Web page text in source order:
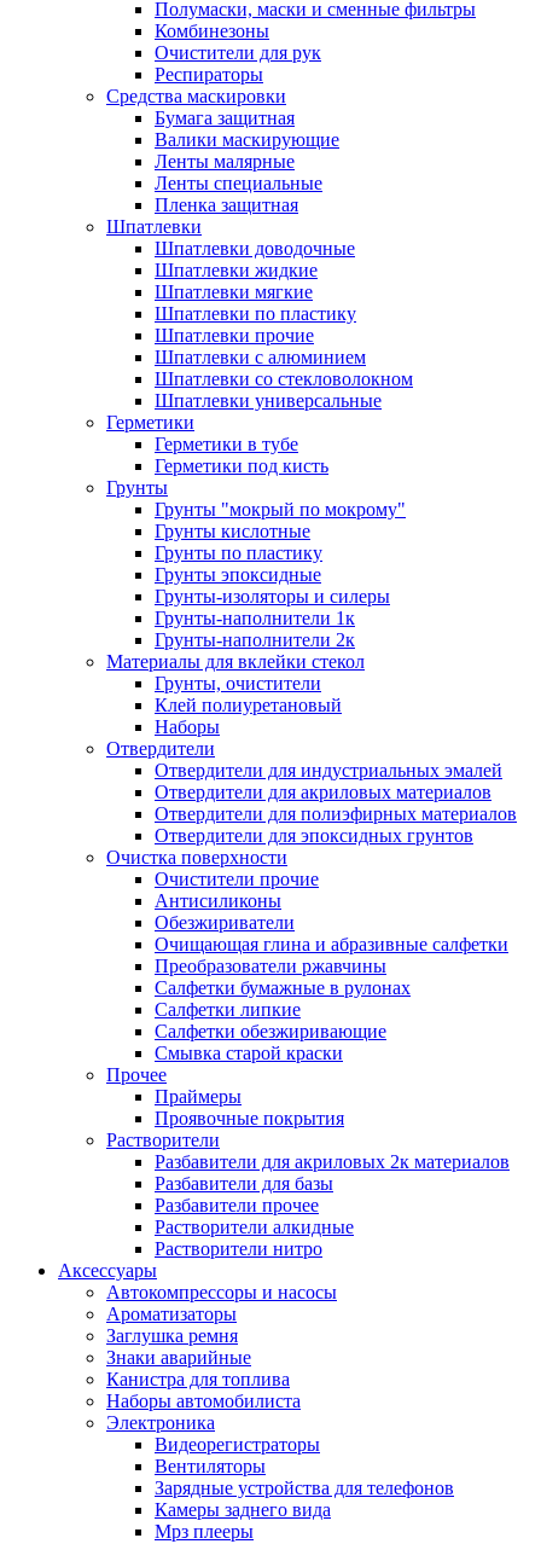
Полумаски, маски и сменные фильтры
Комбинезоны
Очистители для рук
Респираторы
Средства маскировки
Бумага защитная
Валики маскирующие
Ленты малярные
Ленты специальные
Пленка защитная
Шпатлевки
Шпатлевки доводочные
Шпатлевки жидкие
Шпатлевки мягкие
Шпатлевки по пластику
Шпатлевки прочие
Шпатлевки с алюминием
Шпатлевки со стекловолокном
Шпатлевки универсальные
Герметики
Герметики в тубе
Герметики под кисть
Грунты
Грунты "мокрый по мокрому"
Грунты кислотные
Грунты по пластику
Грунты эпоксидные
Грунты-изоляторы и силеры
Грунты-наполнители 1к
Грунты-наполнители 2к
Материалы для вклейки стекол
Грунты, очистители
Клей полиуретановый
Наборы
Отвердители
Отвердители для индустриальных эмалей
Отвердители для акриловых материалов
Отвердители для полиэфирных материалов
Отвердители для эпоксидных грунтов
Очистка поверхности
Очистители прочие
Антисиликоны
Обезжириватели
Очищающая глина и абразивные салфетки
Преобразователи ржавчины
Салфетки бумажные в рулонах
Салфетки липкие
Салфетки обезжиривающие
Смывка старой краски
Прочее
Праймеры
Проявочные покрытия
Растворители
Разбавители для акриловых 2к материалов
Разбавители для базы
Разбавители прочее
Растворители алкидные
Растворители нитро
Аксессуары
Автокомпрессоры и насосы
Ароматизаторы
Заглушка ремня
Знаки аварийные
Канистра для топлива
Наборы автомобилиста
Электроника
Видеорегистраторы
Вентиляторы
Зарядные устройства для телефонов
Камеры заднего вида
Мрз плееры